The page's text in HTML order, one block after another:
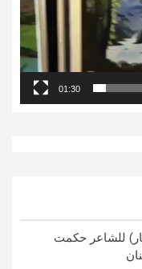
01:30
للشاعر حكمت